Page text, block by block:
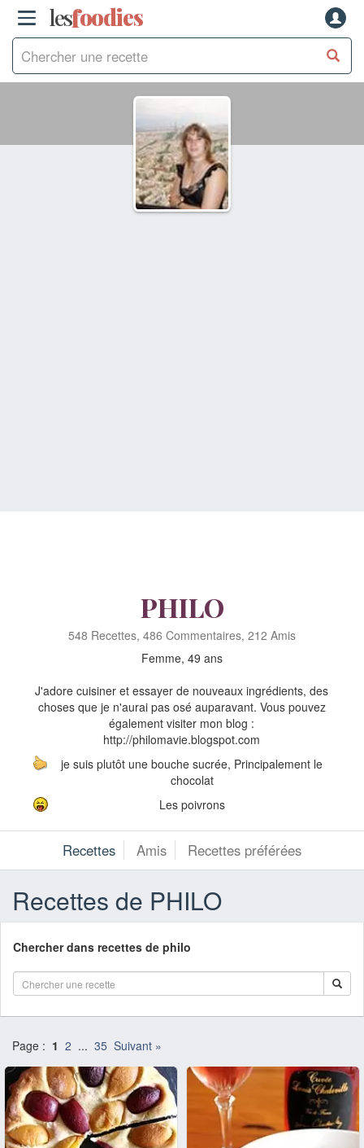
lesfoodies
PHILO
548 Recettes, 486 Commentaires, 212 Amis
Femme, 49 ans
J'adore cuisiner et essayer de nouveaux ingrédients, des
choses que je n'aurai pas osé auparavant. Vous pouvez
également visiter mon blog :
http://philomavie.blogspot.com
je suis plutôt une bouche sucrée, Principalement le
chocolat
Les poivrons
Recettes Amis Recettes préférées
Recettes de PHILO
Chercher dans recettes de philo
Page : 1 2 ... 35 Suivant »